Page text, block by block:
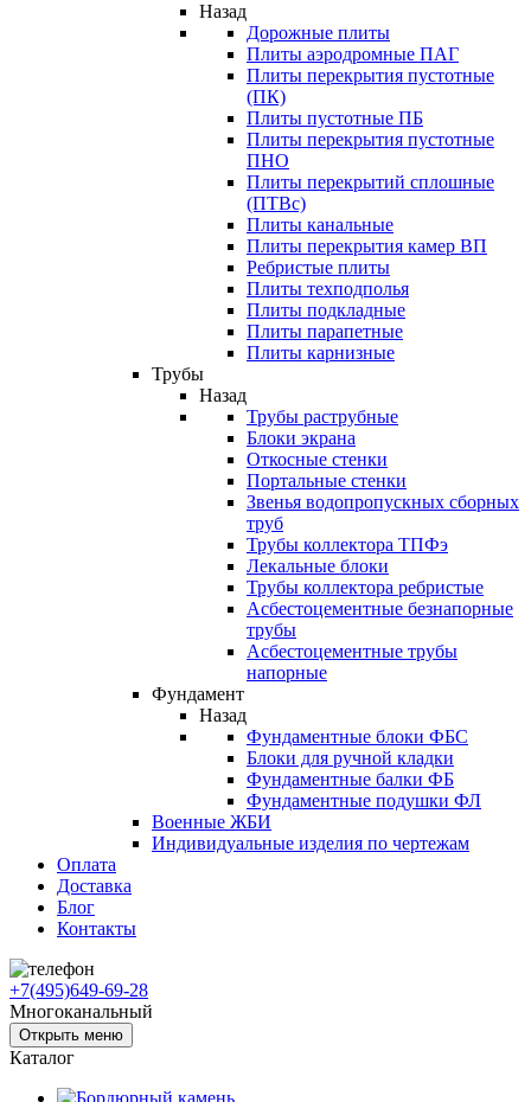
Назад
Дорожные плиты
Плиты аэродромные ПАГ
Плиты перекрытия пустотные
(ПК)
Плиты пустотные ПБ
Плиты перекрытия пустотные
ПНО
Плиты перекрытий сплошные
(ПТВс)
Плиты канальные
Плиты перекрытия камер ВП
Ребристые плиты
Плиты техподполья
Плиты подкладные
Плиты парапетные
Плиты карнизные
Трубы
Назад
Трубы раструбные
Блоки экрана
Откосные стенки
Портальные стенки
Звенья водопропускных сборных
труб
Трубы коллектора ТПФэ
Лекальные блоки
Трубы коллектора ребристые
Асбестоцементные безнапорные
трубы
Асбестоцементные трубы
напорные
Фундамент
Назад
Фундаментные блоки ФБС
Блоки для ручной кладки
Фундаментные балки ФБ
Фундаментные подушки ФЛ
Военные ЖБИ
Индивидуальные изделия по чертежам
Оплата
Доставка
Блог
Контакты
+7(495)649-69-28
Многоканальный
Открыть меню
Каталог